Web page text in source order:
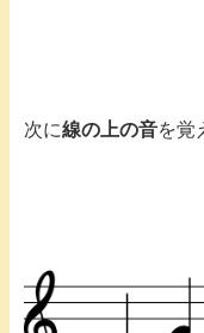
次に線の上の音を覚